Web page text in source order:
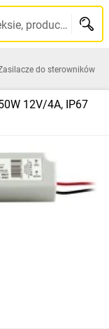
Szukaj po nazwie, indeksie, producencie, kodzie kreskowym...
do sterowników
12V/4A, IP67